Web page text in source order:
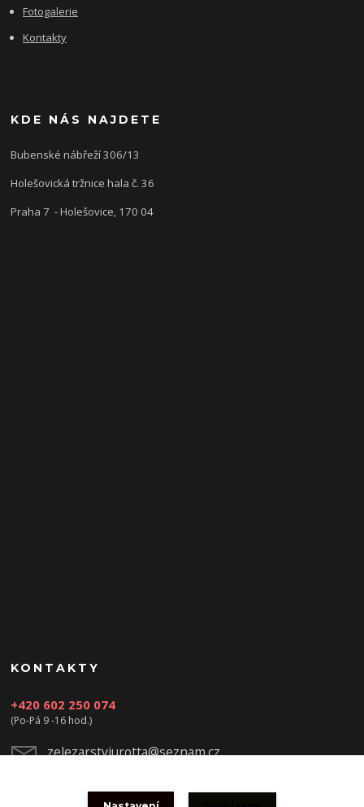
Fotogalerie
Kontakty
KDE NÁS NAJDETE
Bubenské nábřeží 306/13
Holešovická tržnice hala č. 36
Praha 7 - Holešovice, 170 04
KONTAKTY
+420 602 250 074
(Po-Pá 9 -16 hod.)
zelezarstviurotta@seznam.cz